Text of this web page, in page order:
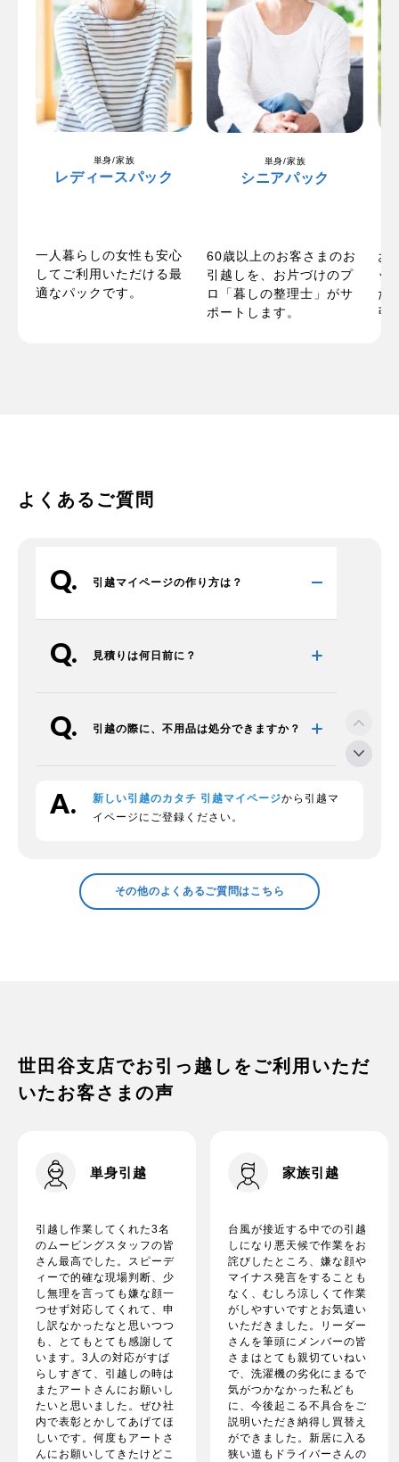
単身/家族
レディースパック
一人暮らしの女性も安心
してご利用いただける最
適なパックです。
単身/家族
シニアパック
60歳以上のお客さまのお
引越しを、お片づけのプ
ロ「暮しの整理士」がサ
ポートします。
お
ッ
た
引
よくあるご質問
引越マイページの作り方は？
見積りは何日前に？
引越の際に、不用品は処分できますか？
段ボールの回収をお願いできますか？
領収証の発行などについて確認したい
新しい引越のカタチ 引越マイページから引越マ
イページにご登録ください。
その他のよくあるご質問はこちら
世田谷支店でお引っ越しをご利用いただ
いたお客さまの声
単身引越
引越し作業してくれた3名
のムービングスタッフの皆
さん最高でした。スピーデ
ィーで的確な現場判断、少
し無理を言っても嫌な顔一
つせず対応してくれて、申
し訳なかったなと思いつつ
も、とてもとても感謝して
います。3人の対応がすば
らしすぎて、引越しの時は
またアートさんにお願いし
たいと思いました。ぜひ社
内で表彰とかしてあげてほ
しいです。何度もアートさ
んにお願いしてきたけどこ
家族引越
台風が接近する中での引越
しになり悪天候で作業をお
詫びしたところ、嫌な顔や
マイナス発言をすることも
なく、むしろ涼しくて作業
がしやすいですとお気遣い
いただきました。リーダー
さんを筆頭にメンバーの皆
さまはとても親切ていねい
で、洗濯機の劣化にまるで
気がつかなかった私ども
に、今後起こる不具合をご
説明いただき納得し買替え
ができました。新居に入る
狭い道もドライバーさんの